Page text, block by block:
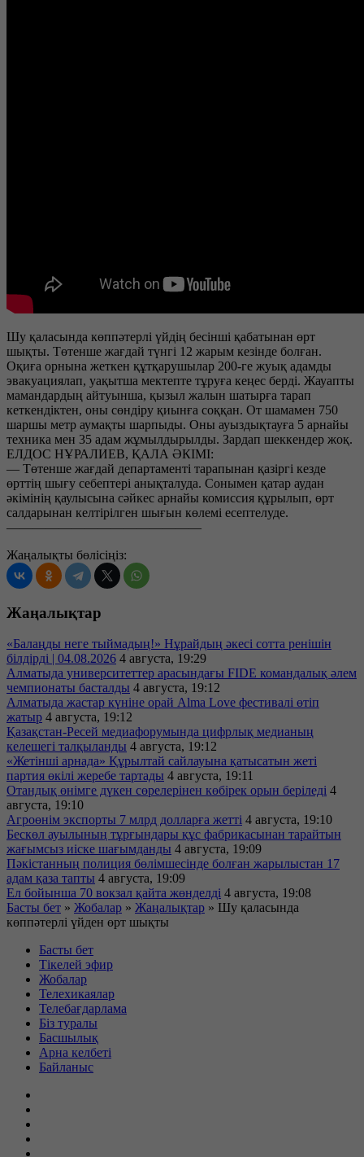
Шу қаласында көппәтерлі үйдің бесінші қабатынан өрт
шықты. Төтенше жағдай түнгі 12 жарым кезінде болған.
Оқиға орнына жеткен құтқарушылар 200-ге жуық адамды
эвакуациялап, уақытша мектепте тұруға кеңес берді. Жауапты
мамандардың айтуынша, қызыл жалын шатырға тарап
кеткендіктен, оны сөндіру қиынға соққан. От шамамен 750
шаршы метр аумақты шарпыды. Оны ауыздықтауға 5 арнайы
техника мен 35 адам жұмылдырылды. Зардап шеккендер жоқ.
ЕЛДОС НҰРАЛИЕВ, ҚАЛА ӘКІМІ:
— Төтенше жағдай департаменті тарапынан қазіргі кезде
өрттің шығу себептері анықталуда. Сонымен қатар аудан
әкімінің қаулысына сәйкес арнайы комиссия құрылып, өрт
салдарынан келтірілген шығын көлемі есептелуде.
———————————————
Жаңалықты бөлісіңіз:
Жаңалықтар
«Балаңды неге тыймадың!» Нұрайдың әкесі сотта ренішін
білдірді | 04.08.2026 4 августа, 19:29
Алматыда университеттер арасындағы FIDE командалық әлем
чемпионаты басталды 4 августа, 19:12
Алматыда жастар күніне орай Alma Love фестивалі өтіп
жатыр 4 августа, 19:12
Қазақстан-Ресей медиафорумында цифрлық медианың
келешегі талқыланды 4 августа, 19:12
«Жетінші арнада» Құрылтай сайлауына қатысатын жеті
партия өкілі жеребе тартады 4 августа, 19:11
Отандық өнімге дүкен сөрелерінен көбірек орын беріледі 4
августа, 19:10
Агроөнім экспорты 7 млрд долларға жетті 4 августа, 19:10
Бескөл ауылының тұрғындары құс фабрикасынан тарайтын
жағымсыз иіске шағымданды 4 августа, 19:09
Пәкістанның полиция бөлімшесінде болған жарылыстан 17
адам қаза тапты 4 августа, 19:09
Ел бойынша 70 вокзал қайта жөнделді 4 августа, 19:08
Басты бет » Жобалар » Жаңалықтар » Шу қаласында
көппәтерлі үйден өрт шықты
Басты бет
Тікелей эфир
Жобалар
Телехикаялар
Телебағдарлама
Біз туралы
Басшылық
Арна келбеті
Байланыс